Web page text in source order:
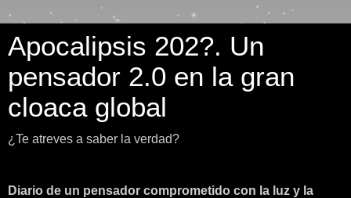
Apocalipsis 202?. Un
pensador 2.0 en la gran
cloaca global
¿Te atreves a saber la verdad?
Diario de un pensador comprometido con la luz y la